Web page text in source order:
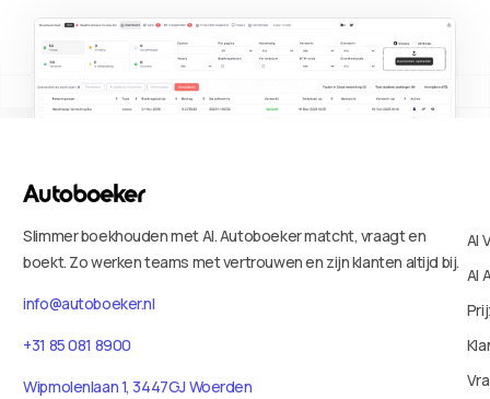
Slimmer boekhouden met AI. Autoboeker matcht, vraagt en
boekt. Zo werken teams met vertrouwen en zijn klanten altijd bij.
info@autoboeker.nl
+31 85 081 8900
Wipmolenlaan 1, 3447GJ Woerden
AI
AI